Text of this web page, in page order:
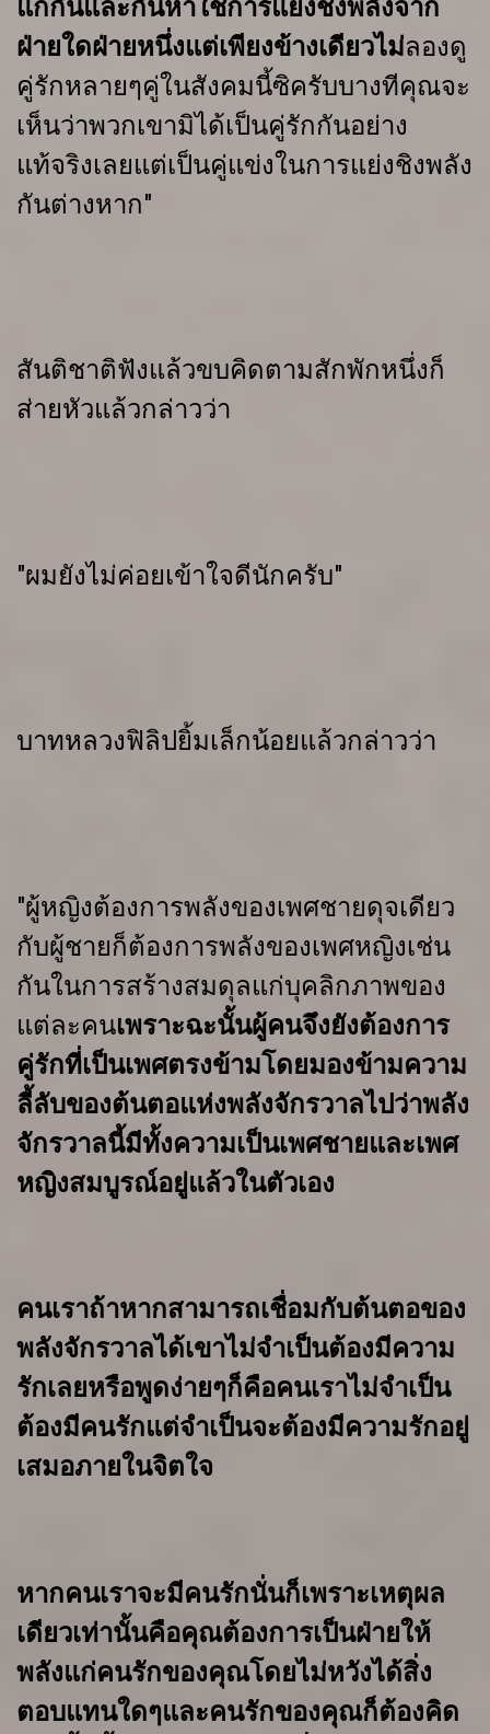
แก่กันและกันหาใช่การแย่งชิงพลังจาก
ฝ่ายใดฝ่ายหนึ่งแต่เพียงข้างเดียวไม่ลองดู
คู่รักหลายๆคู่ในสังคมนี้ซิครับบางทีคุณจะ
เห็นว่าพวกเขามิได้เป็นคู่รักกันอย่าง
แท้จริงเลยแต่เป็นคู่แข่งในการแย่งชิงพลัง
กันต่างหาก"
สันติชาติฟังแล้วขบคิดตามสักพักหนึ่งก็
ส่ายหัวแล้วกล่าวว่า
"ผมยังไม่ค่อยเข้าใจดีนักครับ"
บาทหลวงฟิลิปยิ้มเล็กน้อยแล้วกล่าวว่า
"ผู้หญิงต้องการพลังของเพศชายดุจเดียว
กับผู้ชายก็ต้องการพลังของเพศหญิงเช่น
กันในการสร้างสมดุลแก่บุคลิกภาพของ
แต่ละคนเพราะฉะนั้นผู้คนจึงยังต้องการ
คู่รักที่เป็นเพศตรงข้ามโดยมองข้ามความ
ลี้ลับของต้นตอแห่งพลังจักรวาลไปว่าพลัง
จักรวาลนี้มีทั้งความเป็นเพศชายและเพศ
หญิงสมบูรณ์อยู่แล้วในตัวเอง
คนเราถ้าหากสามารถเชื่อมกับต้นตอของ
พลังจักรวาลได้เขาไม่จำเป็นต้องมีความ
รักเลยหรือพูดง่ายๆก็คือคนเราไม่จำเป็น
ต้องมีคนรักแต่จำเป็นจะต้องมีความรักอยู่
เสมอภายในจิตใจ
หากคนเราจะมีคนรักนั่นก็เพราะเหตุผล
เดียวเท่านั้นคือคุณต้องการเป็นฝ่ายให้
พลังแก่คนรักของคุณโดยไม่หวังได้สิ่ง
ตอบแทนใดๆและคนรักของคุณก็ต้องคิด